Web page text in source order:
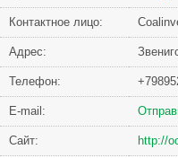
Контактное лицо:
Адрес:
Телефон:
Е-mail:
Сайт: http://